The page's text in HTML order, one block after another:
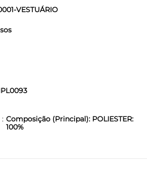
VESTUÁRIO
Composição (Principal): POLIESTER:
100%